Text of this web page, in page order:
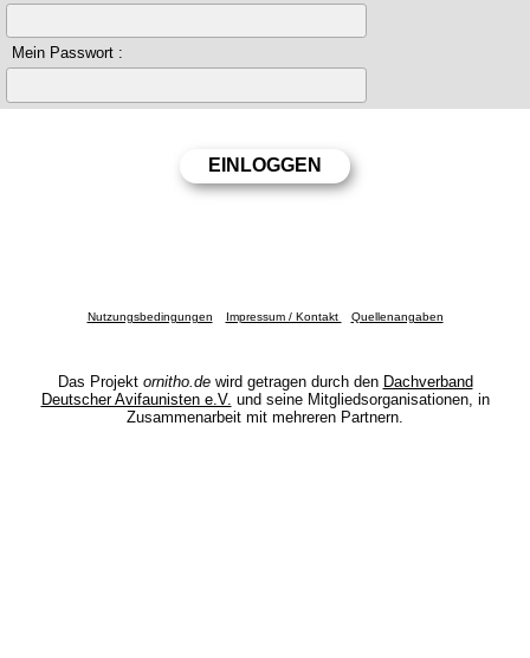
Mein Passwort :
Nutzungsbedingungen Impressum / Kontakt Quellenangaben
Das Projekt ornitho.dewird getragen durch den Dachverband
Deutscher Avifaunisten e.V. und seine Mitgliedsorganisationen, in
Zusammenarbeit mit mehreren Partnern.